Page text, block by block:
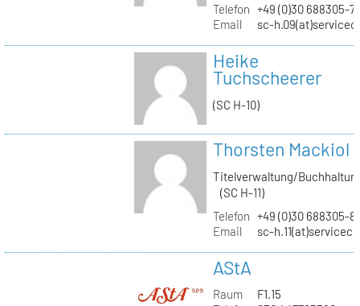
Telefon +49 (0)30 688305-
Email
sc-
Heike
Tuchscheerer
(SC H-10)
Thorsten Mackiol
Titelverwaltung/
(SC H-11)
Telefon +49 (0)30 688305-
Email
sc-
AStA
Raum
F1.15